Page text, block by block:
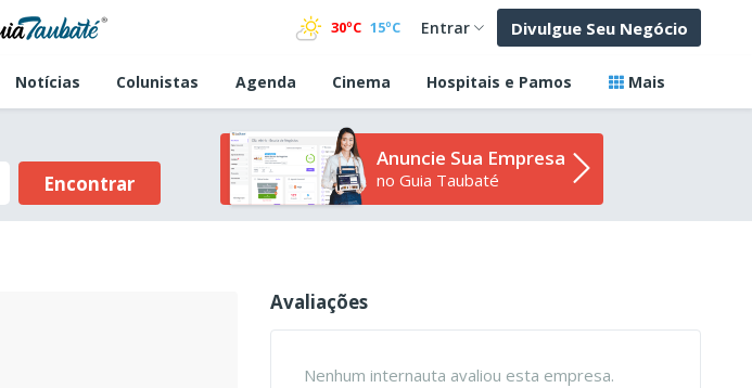
30ºC 15ºC Entrar Divulgue Seu Negócio
Notícias Colunistas Agenda Cinema Hospitais e Pamos Mais
Encontrar
Anuncie Sua Empresa
no Guia Taubaté
Avaliações
Nenhum internauta avaliou esta empresa.